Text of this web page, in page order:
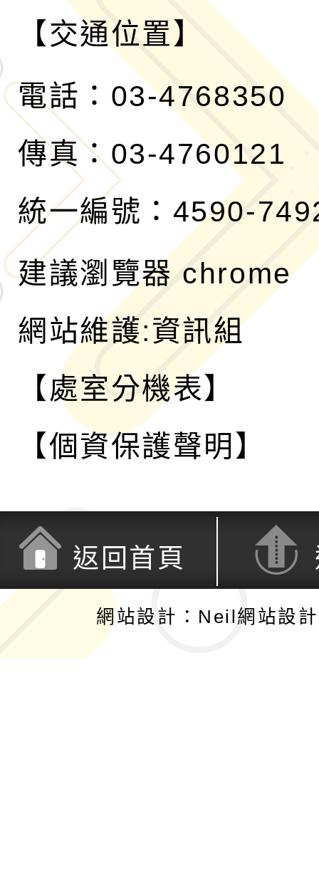
【交通位置】
電話：03-4768350
傳真：03-4760121
統一編號：4590-
建議瀏覽器 chrome
網站維護:資訊組
【處室分機表】
【個資保護聲明】
返回首頁
網站設計：Neil網站設